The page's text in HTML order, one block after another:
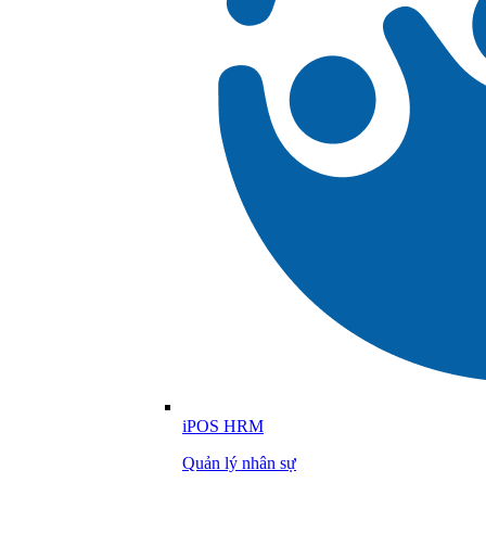
iPOS HRM
Quản lý nhân sự